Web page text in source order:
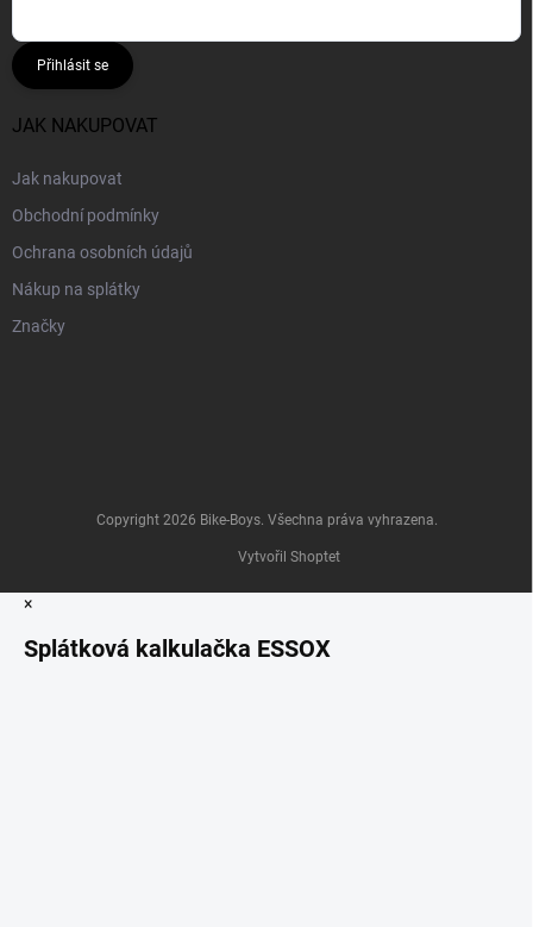
Přihlásit se
JAK NAKUPOVAT
Jak nakupovat
Obchodní podmínky
Ochrana osobních údajů
Nákup na splátky
Značky
Vytvořil Shoptet
Copyright 2026 Bike-Boys. Všechna práva vyhrazena.
×
Splátková kalkulačka ESSOX